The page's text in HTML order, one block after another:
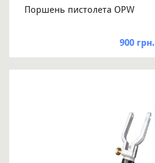
Поршень пистолета OPW
900 грн.